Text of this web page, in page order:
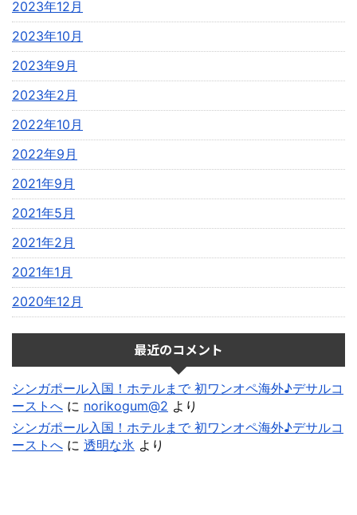
2023年12月
2023年10月
2023年9月
2023年2月
2022年10月
2022年9月
2021年9月
2021年5月
2021年2月
2021年1月
2020年12月
最近のコメント
シンガポール入国！ホテルまで 初ワンオペ海外♪デサルコ
ーストへ に norikogum@2 より
シンガポール入国！ホテルまで 初ワンオペ海外♪デサルコ
ーストへ に 透明な氷 より